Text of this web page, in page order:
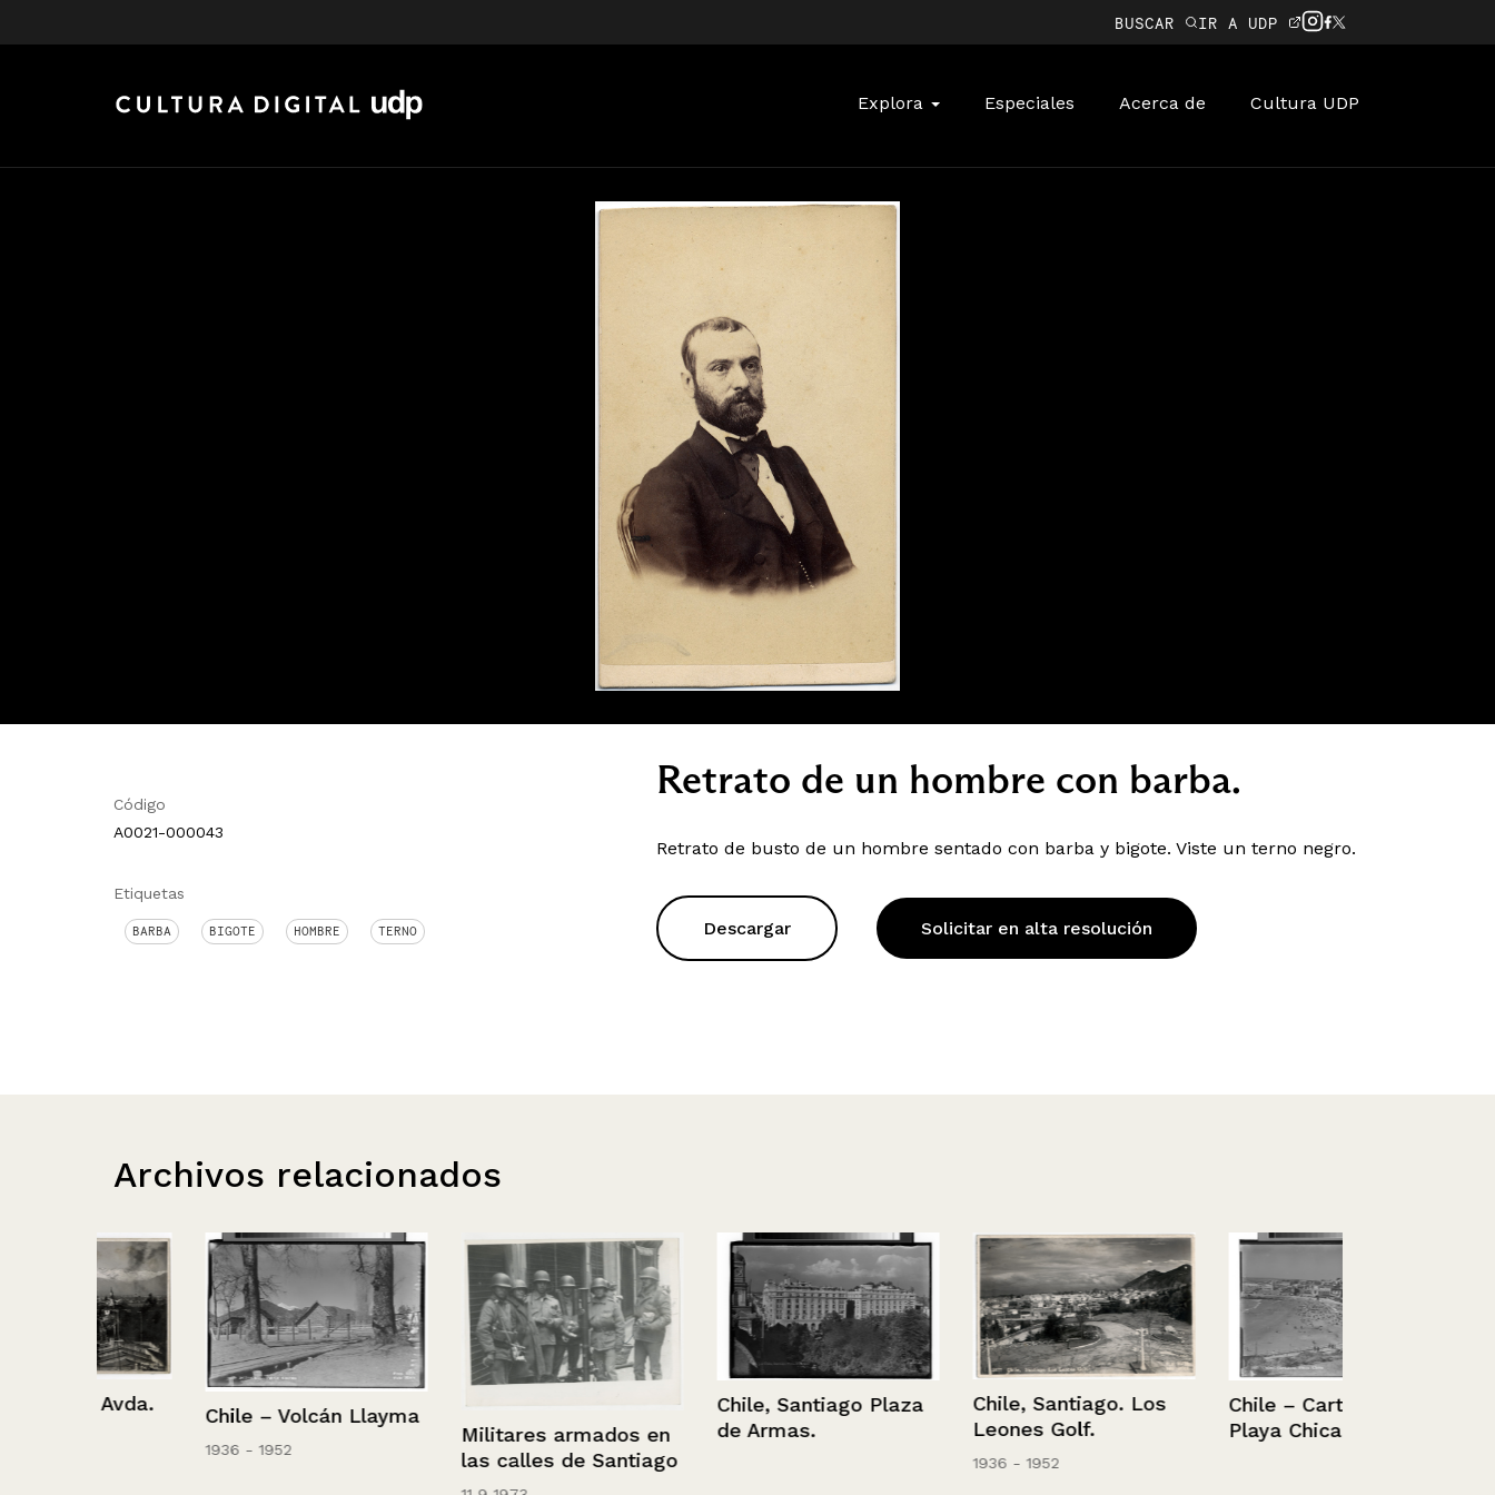
BUSCAR IR A UDP
Explora Especiales Acerca de Cultura UDP
Código
A0021-000043
Etiquetas
BARBA BIGOTE HOMBRE TERNO
Retrato de un hombre con barba.
Retrato de busto de un hombre sentado con barba y bigote. Viste un terno negro.
Descargar Solicitar en alta resolución
Archivos relacionados
Chile – Volcán Llayma
Militares armados en
las calles de Santiago
Chile, Santiago Plaza
de Armas.
Chile, Santiago. Los
Leones Golf.
Chile – Cartagena,
Playa Chica.